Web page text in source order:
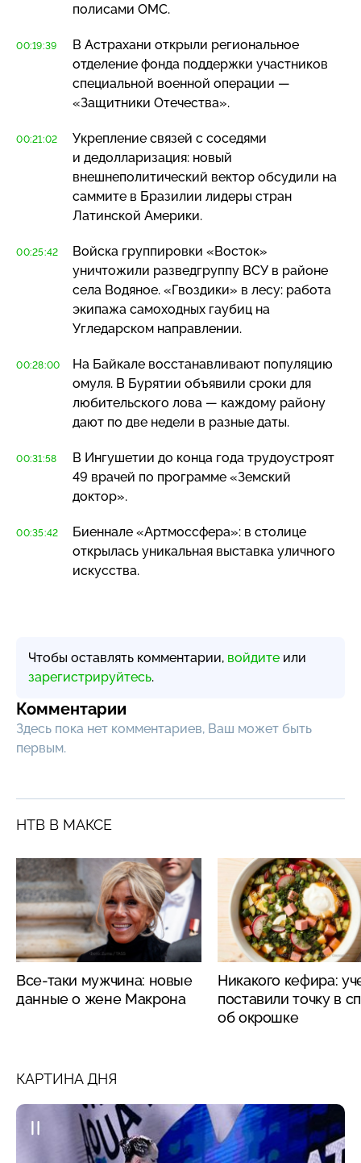
полисами ОМС.
00:19:39
В Астрахани открыли региональное
отделение фонда поддержки участников
специальной военной операции —
«Защитники Отечества».
00:21:02
Укрепление связей с соседями
и дедолларизация: новый
внешнеполитический вектор обсудили на
саммите в Бразилии лидеры стран
Латинской Америки.
00:25:42
Войска группировки «Восток»
уничтожили разведгруппу ВСУ в районе
села Водяное. «Гвоздики» в лесу: работа
экипажа самоходных гаубиц на
Угледарском направлении.
00:28:00
На Байкале восстанавливают популяцию
омуля. В Бурятии объявили сроки для
любительского лова — каждому району
дают по две недели в разные даты.
00:31:58
В Ингушетии до конца года трудоустроят
49 врачей по программе «Земский
доктор».
00:35:42
Биеннале «Артмоссфера»: в столице
открылась уникальная выставка уличного
искусства.
Чтобы оставлять комментарии, войдите или
зарегистрируйтесь.
Комментарии
Здесь пока нет комментариев, Ваш может быть
первым.
НТВ В МАКСЕ
Все-таки мужчина: новые
данные о жене Макрона
Никакого кефира:
поставили точку в
об окрошке
КАРТИНА ДНЯ